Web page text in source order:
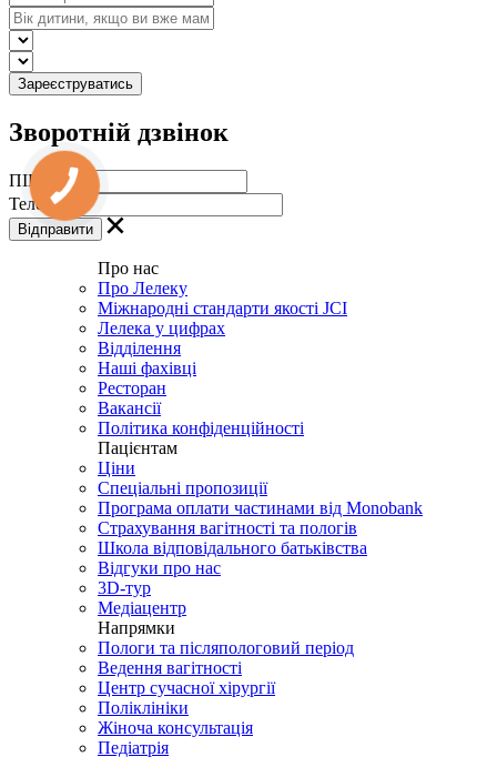
Зворотній дзвінок
ПІБ
Телефон
Про нас
Про Лелеку
Міжнародні стандарти якості JCI
Лелека у цифрах
Відділення
Наші фахівці
Ресторан
Вакансії
Політика конфіденційності
Пацієнтам
Ціни
Спеціальні пропозиції
Програма оплати частинами від Monobank
Страхування вагітності та пологів
Школа відповідального батьківства
Відгуки про нас
3D-тур
Медіацентр
Напрямки
Пологи та післяпологовий період
Ведення вагітності
Центр сучасної хірургії
Поліклініки
Жіноча консультація
Педіатрія